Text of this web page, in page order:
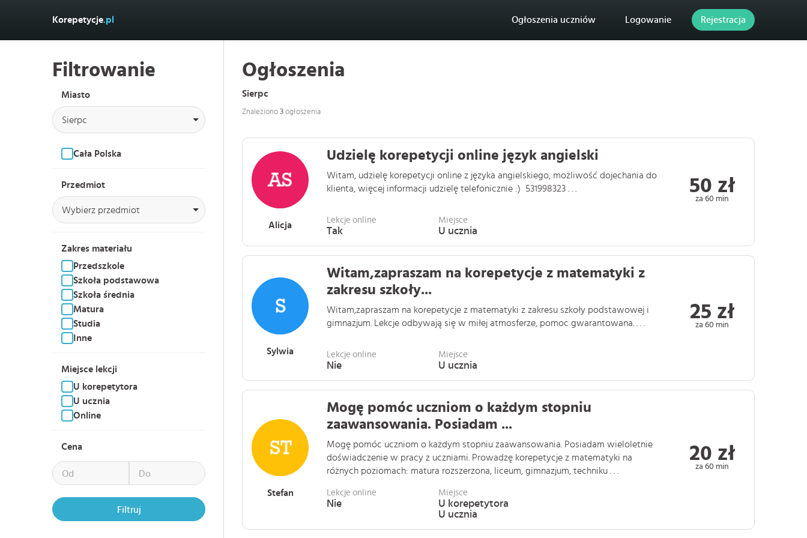
Korepetycje.pl Ogłoszenia uczniów Logowanie Rejestracja
Filtrowanie
Miasto
Sierpc
Cała Polska
Przedmiot
Wybierz przedmiot
Zakres materiału
Przedszkole
Szkoła podstawowa
Szkoła średnia
Matura
Studia
Inne
Miejsce lekcji
U korepetytora
U ucznia
Online
Cena
Filtruj
Ogłoszenia
Sierpc
Znaleziono 3 ogłoszenia
Alicja
Udzielę korepetycji online język angielski
Witam, udzielę korepetycji online z języka angielskiego, możliwość dojechania do
klienta, więcej informacji udzielę telefonicznie :) 531998323 . . .
Lekcje online
Tak
Miejsce
U ucznia
50 zł
za 60 min
Sylwia
Witam,zapraszam na korepetycje z matematyki z
zakresu szkoły...
Witam,zapraszam na korepetycje z matematyki z zakresu szkoły podstawowej i
gimnazjum. Lekcje odbywają się w miłej atmosferze, pomoc gwarantowana. . . .
Lekcje online
Nie
Miejsce
U ucznia
25 zł
za 60 min
Stefan
Mogę pomóc uczniom o każdym stopniu
zaawansowania. Posiadam ...
Mogę pomóc uczniom o każdym stopniu zaawansowania. Posiadam wieloletnie
doświadczenie w pracy z uczniami. Prowadzę korepetycje z matematyki na
różnych poziomach: matura rozszerzona, liceum, gimnazjum, techniku . . .
Lekcje online
Nie
Miejsce
U korepetytora
U ucznia
20 zł
za 60 min